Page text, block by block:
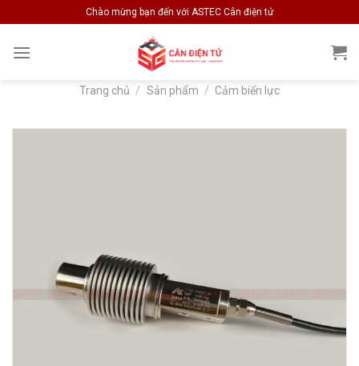
to
content
Chào mừng bạn đến với ASTEC Cân điện tử
Trang chủ / Sản phẩm / Cảm biến lực